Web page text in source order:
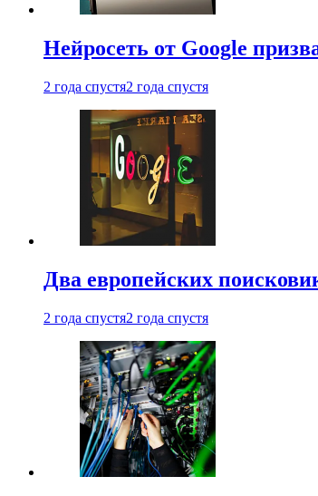
Нейросеть от Google
2 года спустя2 года спустя
Два европейских
2 года спустя2 года спустя